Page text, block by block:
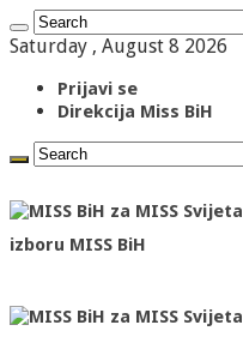
Saturday , August 8 2026
Prijavi se
Direkcija Miss BiH
izboru MISS BiH